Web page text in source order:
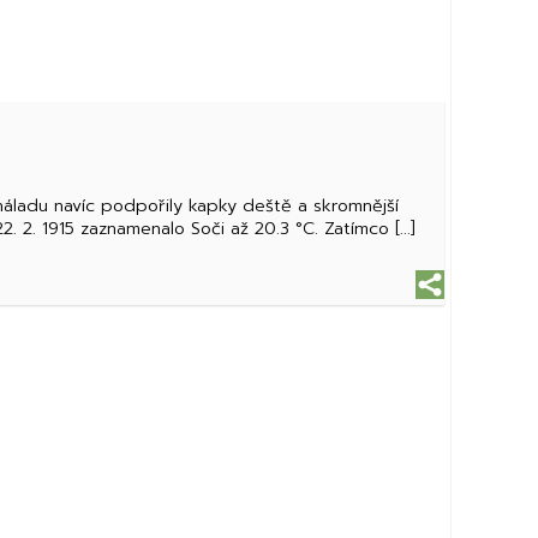
navíc podpořily kapky deště a skromnější
1915 zaznamenalo Soči až 20.3 °C. Zatímco [...]